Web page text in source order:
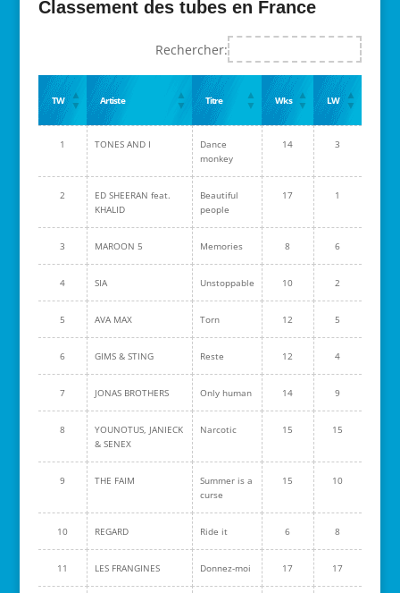
Classement des tubes en France
Rechercher:
TW Artiste Titre Wks LW
1 TONES AND I
Dance
monkey
14 3
2
ED SHEERAN feat.
KHALID
Beautiful
people
17 1
3 MAROON 5 Memories 8 6
4 SIA Unstoppable 10 2
5 AVA MAX Torn 12 5
6 GIMS & STING Reste 12 4
7 JONAS BROTHERS Only human 14 9
8
YOUNOTUS, JANIECK
& SENEX
Narcotic 15 15
9 THE FAIM
Summer is a
curse
15 10
10 REGARD Ride it 6 8
11 LES FRANGINES Donnez-moi 17 17